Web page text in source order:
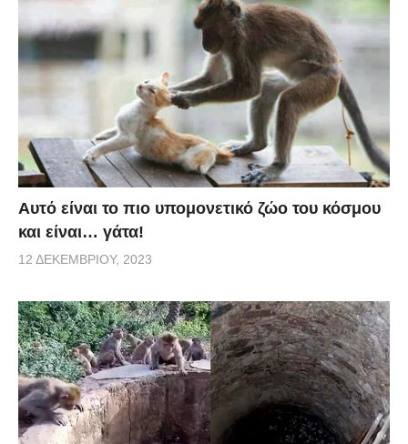
Αυτό είναι το πιο υπομονετικό ζώο του κόσμου
και είναι… γάτα!
12 ΔΕΚΕΜΒΡΊΟΥ, 2023